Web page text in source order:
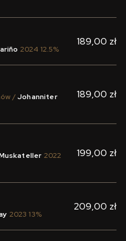
2024 12.5%
189,00 zł
/Johanniter
189,00 zł
2022
199,00 zł
2023 13%
209,00 zł